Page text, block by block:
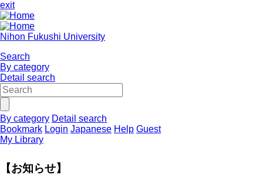
exit
Nihon Fukushi University
Search
By category
Detail search
By category Detail search
Bookmark Login Japanese Help Guest
My Library
【お知らせ】